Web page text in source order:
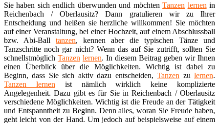
Sie haben sich endlich überwunden und möchtenTanzen lernen in
Reichenbach / Oberlausitz? Dann gratulieren wir zu Ihrer
Entscheidung und heißen sie herzliche willkommen! Sie möchten
auf einer Veranstaltung, bei einer Hochzeit, auf einem Abschlussball
bzw. Abi-Ball tanzen, kennen aber die typischen Tänze und
Tanzschritte noch gar nicht? Wenn das auf Sie zutrifft, sollten Sie
schnellstmöglich Tanzen lernen. In diesem Beitrag geben wir Ihnen
einen Überblick über die Möglichkeiten. Wichtig ist dabei zu
Beginn, dass Sie sich aktiv dazu entscheiden,Tanzen zulernen.
Tanzen lernen ist nämlich wirklich keine komplizierte
Angelegenheit. Dazu gibt es für Sie in Reichenbach / Oberlausitz
verschiedene Möglichkeiten. Wichtig ist die Freude an der Tätigkeit
und Entspanntheit zu Beginn. Denn alles, woran Sie Freude haben,
geht leicht von der Hand. Um jedoch auf beispielsweise auf einem